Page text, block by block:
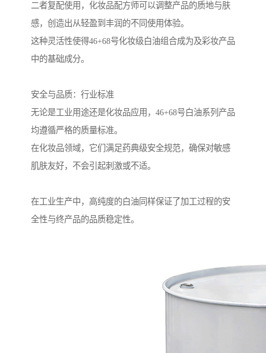
二者复配使用，化妆品配方师可以调整产品的质地与肤
感，创造出从轻盈到丰润的不同使用体验。
这种灵活性使得46+68号化妆级白油组合成为及彩妆产品
中的基础成分。
安全与品质：行业标准
无论是工业用途还是化妆品应用，46+68号白油系列产品
均遵循严格的质量标准。
在化妆品领域，它们满足药典级安全规范，确保对敏感
肌肤友好，不会引起刺激或不适。
在工业生产中，高纯度的白油同样保证了加工过程的安
全性与终产品的品质稳定性。